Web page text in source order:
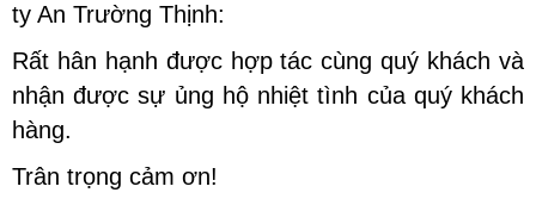
ty An Trường Thịnh:
Rất hân hạnh được hợp tác cùng quý khách và
nhận được sự ủng hộ nhiệt tình của quý khách
hàng.
Trân trọng cảm ơn!